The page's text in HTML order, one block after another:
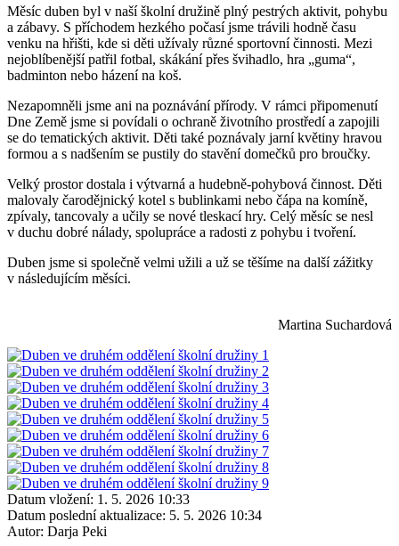
Měsíc duben byl v naší školní družině plný pestrých aktivit, pohybu
a zábavy. S příchodem hezkého počasí jsme trávili hodně času
venku na hřišti, kde si děti užívaly různé sportovní činnosti. Mezi
nejoblíbenější patřil fotbal, skákání přes švihadlo, hra „guma“,
badminton nebo házení na koš.
Nezapomněli jsme ani na poznávání přírody. V rámci připomenutí
Dne Země jsme si povídali o ochraně životního prostředí a zapojili
se do tematických aktivit. Děti také poznávaly jarní květiny hravou
formou a s nadšením se pustily do stavění domečků pro broučky.
Velký prostor dostala i výtvarná a hudebně-pohybová činnost. Děti
malovaly čarodějnický kotel s bublinkami nebo čápa na komíně,
zpívaly, tancovaly a učily se nové tleskací hry. Celý měsíc se nesl
v duchu dobré nálady, spolupráce a radosti z pohybu i tvoření.
Duben jsme si společně velmi užili a už se těšíme na další zážitky
v následujícím měsíci.
Martina Suchardová
Datum vložení: 1. 5. 2026 10:33
Datum poslední aktualizace: 5. 5. 2026 10:34
Autor: Darja Peki